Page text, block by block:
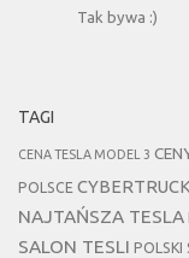
Tak bywa :)
TAGI
CENA TESLA MODEL 3
POLSCE CYBERTRUCK
NAJTAŃSZA TESLA
SALON TESLI POLSKI